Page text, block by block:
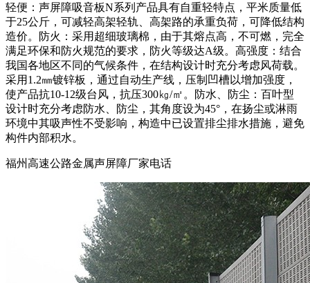
轻便：声屏障吸音板N系列产品具有自重轻特点，平米质量低
于25公斤，可减轻高架轻轨、高架路的承重负荷，可降低结构
造价。防火：采用超细玻璃棉，由于其熔点高，不可燃，完全
满足环保和防火规范的要求，防火等级达A级。高强度：结合
我国各地区不同的气候条件，在结构设计时充分考虑风荷载。
采用1.2㎜镀锌板，通过自动生产线，压制凹槽以增加强度，
使产品抗10-12级台风，抗压300㎏/㎡。防水、防尘：百叶型
设计时充分考虑防水、防尘，其角度设为45°，在扬尘或淋雨
环境中其吸声性不受影响，构造中已设置排尘排水措施，避免
构件内部积水。
福州高速公路金属声屏障厂家电话